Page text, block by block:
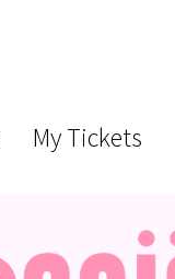
My Tickets